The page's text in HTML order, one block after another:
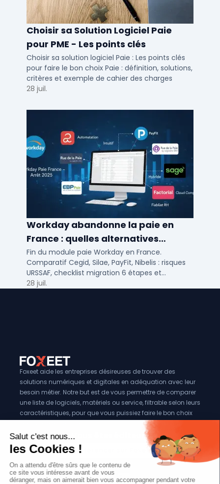
Choisir sa Solution Logiciel Paie
pour PME - Les points clés
Choisir sa solution logiciel Paie : Les points clés
pour faire le bon choix Paie : définition, solutions,
critères et exemple de cahier des charges
28 juil.
Workday abandonne la paie en
France : quelles alternatives
logicielles pour 2026 ?
Fin du module paie Workday en France.
Comparatif Cegid, Silae, PayFit, Nibelis : risques
URSSAF, checklist migration 6 étapes et
calendrier 2026 pour PME/ETI.
28 juil.
Foxeet aide les entreprises désireuses de trouver des
solutions numériques et digitales en adéquation avec leur
besoin métier. Notre but est de vous permettre de comparer
une liste de logiciels, matériels ou service, filtrable selon leurs
caractéristiques, pour que vous puissiez faire le bon choix
Vous êtes éditeur?
Se référencer sur Foxeet
Réseaux